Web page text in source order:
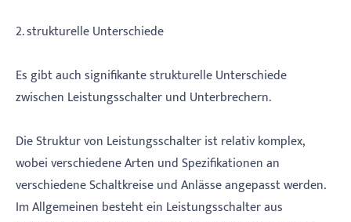
2. strukturelle Unterschiede
Es gibt auch signifikante strukturelle Unterschiede
zwischen Leistungsschalter und Unterbrechern.
Die Struktur von Leistungsschalter ist relativ komplex,
wobei verschiedene Arten und Spezifikationen an
verschiedene Schaltkreise und Anlässe angepasst werden.
Im Allgemeinen besteht ein Leistungsschalter aus